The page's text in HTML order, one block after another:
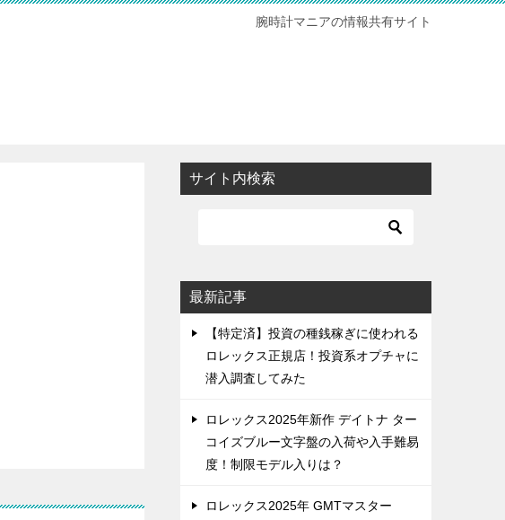
腕時計マニアの情報共有サイト
サイト内検索
最新記事
【特定済】投資の種銭稼ぎに使われる
ロレックス正規店！投資系オプチャに
潜入調査してみた
ロレックス2025年新作 デイトナ ター
コイズブルー文字盤の入荷や入手難易
度！制限モデル入りは？
ロレックス2025年 GMTマスター